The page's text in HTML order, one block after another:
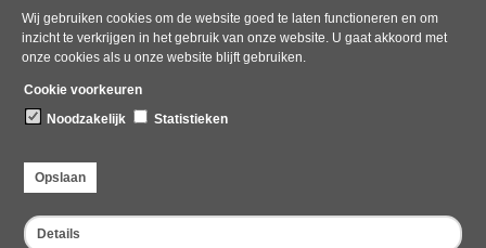
Wij gebruiken cookies om de website goed te laten functioneren en om
inzicht te verkrijgen in het gebruik van onze website. U gaat akkoord met
onze cookies als u onze website blijft gebruiken.
Cookie voorkeuren
Noodzakelijk
Statistieken
Opslaan
Details
01 december 2022,pdf, 463kB
Deel deze pagina